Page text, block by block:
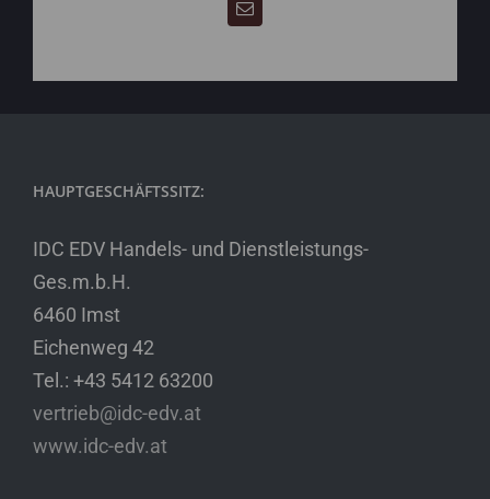
HAUPTGESCHÄFTSSITZ:
IDC EDV Handels- und Dienstleistungs-
Ges.m.b.H.
6460 Imst
Eichenweg 42
Tel.: +43 5412 63200
vertrieb@idc-edv.at
www.idc-edv.at